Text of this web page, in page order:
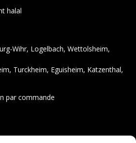
halal
Wihr, Logelbach, Wettolsheim,
Turckheim, Eguisheim, Katzenthal,
par commande